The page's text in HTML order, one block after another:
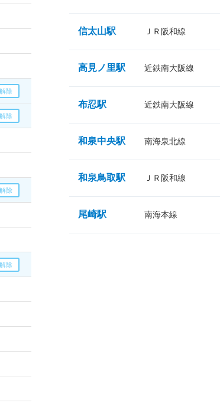
信太山駅 ＪＲ阪和線
高見ノ里駅 近鉄南大阪線
布忍駅 近鉄南大阪線
和泉中央駅 南海泉北線
和泉鳥取駅 ＪＲ阪和線
尾崎駅 南海本線